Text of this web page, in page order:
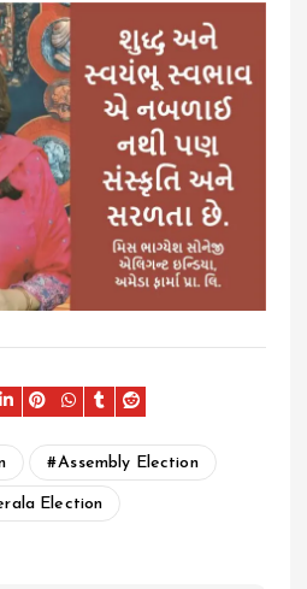
Assembly Election
Election